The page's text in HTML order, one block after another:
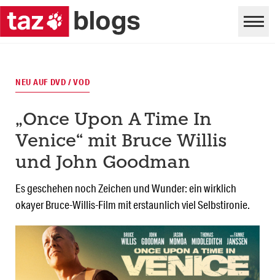
NEU AUF DVD / VOD
„Once Upon A Time In
Venice“ mit Bruce Willis
und John Goodman
Es geschehen noch Zeichen und Wunder: ein wirklich
okayer Bruce-Willis-Film mit erstaunlich viel Selbstironie.